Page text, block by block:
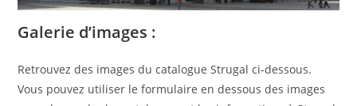
Galerie d’images :
Retrouvez des images du catalogue Strugal ci-dessous.
Vous pouvez utiliser le formulaire en dessous des images